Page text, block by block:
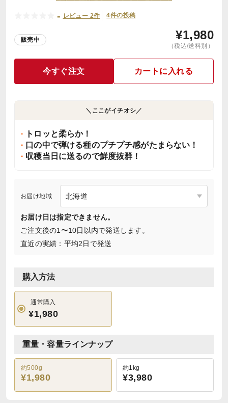
- レビュー 2件 4件の投稿
販売中 ¥1,980
（税込/送料別）
今すぐ注文 カートに入れる
＼ここがイチオシ／
トロッと柔らか！
口の中で弾ける種のプチプチ感がたまらない！
収穫当日に送るので鮮度抜群！
お届け地域
お届け日は指定できません。
ご注文後の1〜10日以内で発送します。
直近の実績：平均2日で発送
購入方法
通常購入
¥1,980
重量・容量ラインナップ
約500g
¥1,980
約1kg
¥3,980